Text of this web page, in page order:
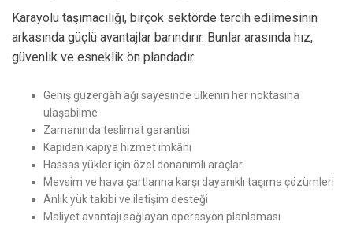
Karayolu taşımacılığı, birçok sektörde tercih edilmesinin
arkasında güçlü avantajlar barındırır. Bunlar arasında hız,
güvenlik ve esneklik ön plandadır.
Geniş güzergâh ağı sayesinde ülkenin her noktasına
ulaşabilme
Zamanında teslimat garantisi
Kapıdan kapıya hizmet imkânı
Hassas yükler için özel donanımlı araçlar
Mevsim ve hava şartlarına karşı dayanıklı taşıma çözümleri
Anlık yük takibi ve iletişim desteği
Maliyet avantajı sağlayan operasyon planlaması